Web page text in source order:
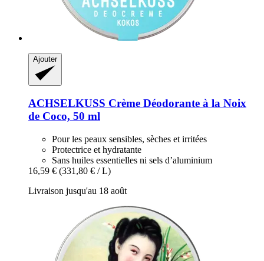
Ajouter
ACHSELKUSS Crème Déodorante à la Noix
de Coco, 50 ml
Pour les peaux sensibles, sèches et irritées
Protectrice et hydratante
Sans huiles essentielles ni sels d’aluminium
16,59 € (331,80 € / L)
Livraison jusqu'au 18 août